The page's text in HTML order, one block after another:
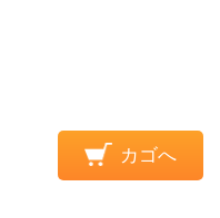
カゴへ